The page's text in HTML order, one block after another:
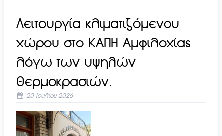
Λειτουργία κλιματιζόμενου
χώρου στο ΚΑΠΗ Αμφιλοχίας
λόγω των υψηλών
θερμοκρασιών.
20 Ιουλίου 2026